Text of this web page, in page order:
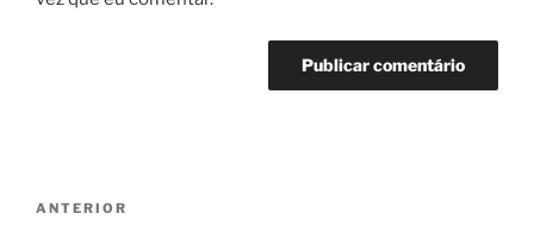
Post
ANTERIOR